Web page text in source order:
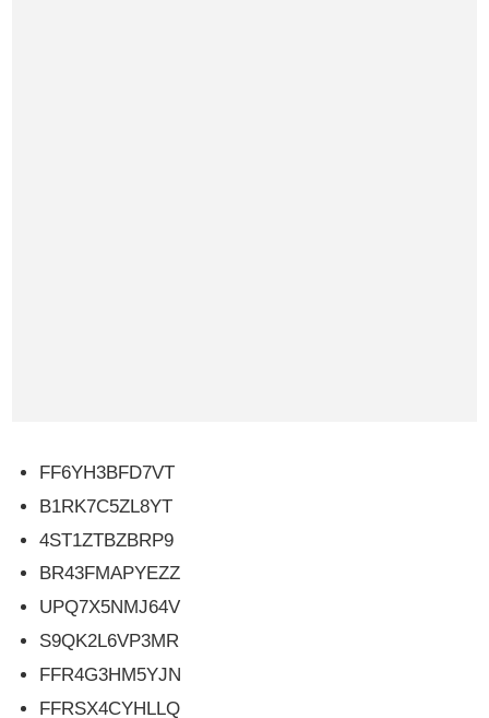
FF6YH3BFD7VT
B1RK7C5ZL8YT
4ST1ZTBZBRP9
BR43FMAPYEZZ
UPQ7X5NMJ64V
S9QK2L6VP3MR
FFR4G3HM5YJN
FFRSX4CYHLLQ